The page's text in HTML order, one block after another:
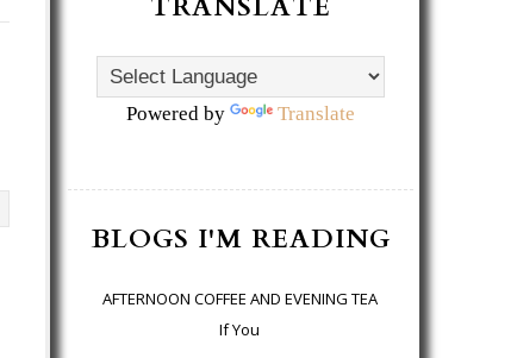
TRANSLATE
Powered by Translate
BLOGS I'M READING
AFTERNOON COFFEE AND EVENING TEA
If You